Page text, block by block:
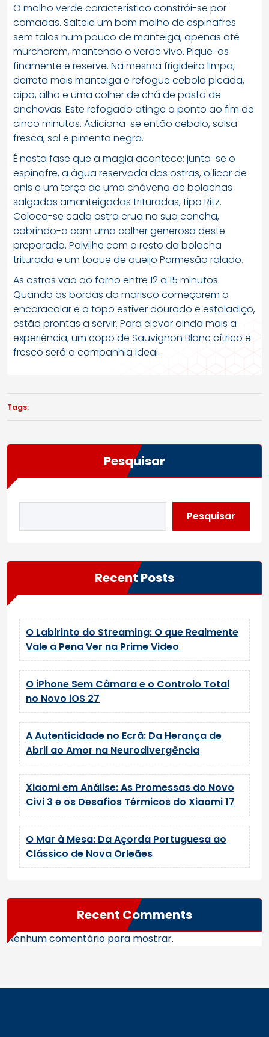
O molho verde característico constrói-se por
camadas. Salteie um bom molho de espinafres
sem talos num pouco de manteiga, apenas até
murcharem, mantendo o verde vivo. Pique-os
finamente e reserve. Na mesma frigideira limpa,
derreta mais manteiga e refogue cebola picada,
aipo, alho e uma colher de chá de pasta de
anchovas. Este refogado atinge o ponto ao fim de
cinco minutos. Adiciona-se então cebolo, salsa
fresca, sal e pimenta negra.
É nesta fase que a magia acontece: junta-se o
espinafre, a água reservada das ostras, o licor de
anis e um terço de uma chávena de bolachas
salgadas amanteigadas trituradas, tipo Ritz.
Coloca-se cada ostra crua na sua concha,
cobrindo-a com uma colher generosa deste
preparado. Polvilhe com o resto da bolacha
triturada e um toque de queijo Parmesão ralado.
As ostras vão ao forno entre 12 a 15 minutos.
Quando as bordas do marisco começarem a
encaracolar e o topo estiver dourado e estaladiço,
estão prontas a servir. Para elevar ainda mais a
experiência, um copo de Sauvignon Blanc cítrico e
fresco será a companhia ideal.
Tags:
Pesquisar
Pesquisar
Recent Posts
O Labirinto do Streaming: O que Realmente
Vale a Pena Ver na Prime Video
O iPhone Sem Câmara e o Controlo Total
no Novo iOS 27
A Autenticidade no Ecrã: Da Herança de
Abril ao Amor na Neurodivergência
Xiaomi em Análise: As Promessas do Novo
Civi 3 e os Desafios Térmicos do Xiaomi 17
O Mar à Mesa: Da Açorda Portuguesa ao
Clássico de Nova Orleães
Recent Comments
Nenhum comentário para mostrar.